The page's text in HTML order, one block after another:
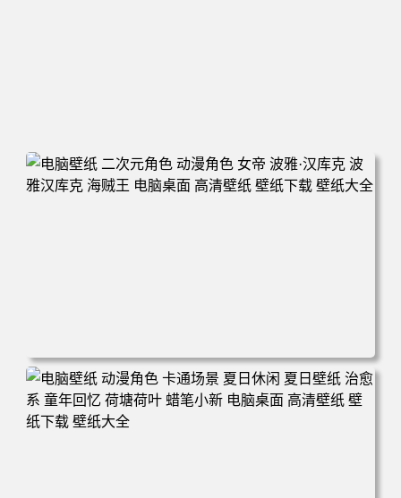
电脑壁纸 二次元角色 动漫角色 女帝 波雅·汉库克 波雅汉库
克 海贼王 电脑桌面 高清壁纸 壁纸下载 壁纸大全